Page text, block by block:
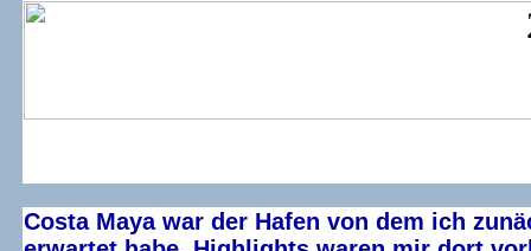
Costa Maya war der Hafen von dem ich